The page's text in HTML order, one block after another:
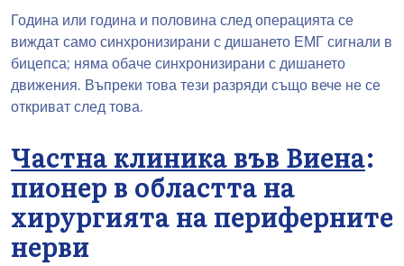
Година или година и половина след операцията се
виждат само синхронизирани с дишането ЕМГ сигнали в
бицепса; няма обаче синхронизирани с дишането
движения. Въпреки това тези разряди също вече не се
откриват след това.
Частна клиника във Виена:
пионер в областта на
хирургията на периферните
нерви